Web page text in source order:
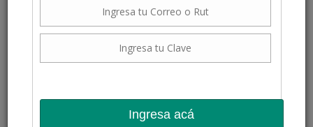
Ingresa acá